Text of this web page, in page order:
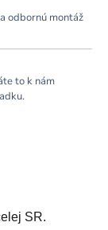
odbornú montáž
to k nám
SR.